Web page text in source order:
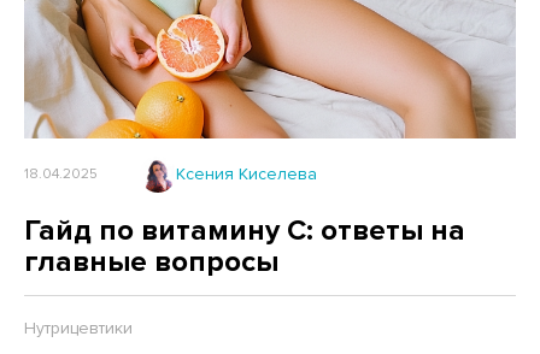
18.04.2025 Ксения Киселева
Гайд по витамину C: ответы на
главные вопросы
Нутрицевтики